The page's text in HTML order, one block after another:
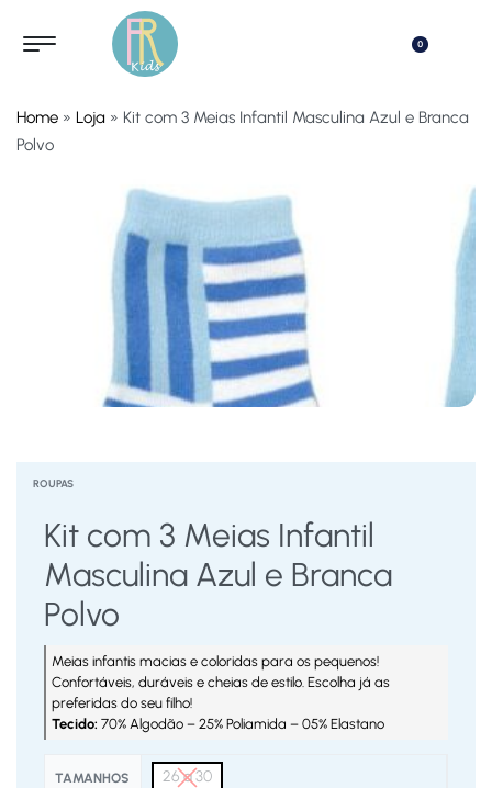
0
Home » Loja » Kit com 3 Meias Infantil Masculina Azul e Branca
Polvo
ROUPAS
Kit com 3 Meias Infantil
Masculina Azul e Branca
Polvo
Meias infantis macias e coloridas para os pequenos!
Confortáveis, duráveis e cheias de estilo. Escolha já as
preferidas do seu filho!
Tecido: 70% Algodão – 25% Poliamida – 05% Elastano
TAMANHOS 26 a 30